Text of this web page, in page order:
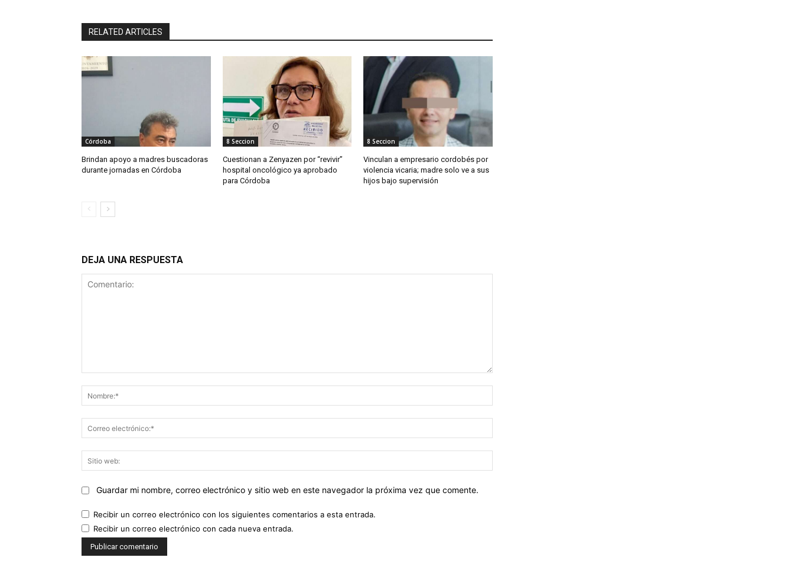
RELATED ARTICLES
Córdoba
Brindan apoyo a madres buscadoras
durante jornadas en Córdoba
8 Seccion
Cuestionan a Zenyazen por “revivir”
hospital oncológico ya aprobado
para Córdoba
8 Seccion
Vinculan a empresario cordobés por
violencia vicaria; madre solo ve a sus
hijos bajo supervisión
DEJA UNA RESPUESTA
electrónico:*
web:
Guardar mi nombre, correo electrónico y sitio web en este navegador la próxima vez que comente.
Recibir un correo electrónico con los siguientes comentarios a esta entrada.
Recibir un correo electrónico con cada nueva entrada.